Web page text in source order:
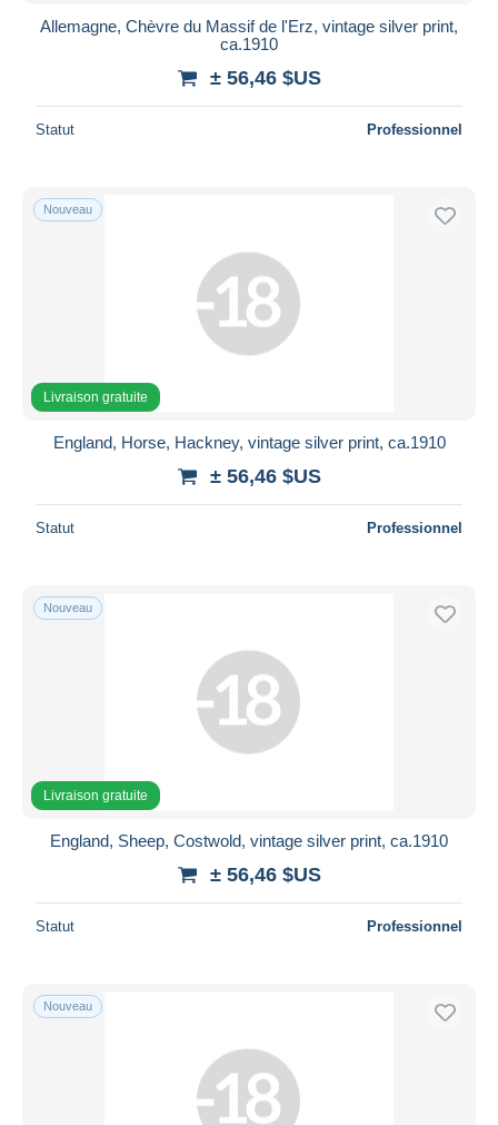
Allemagne, Chèvre du Massif de l'Erz, vintage silver print,
ca.1910
± 56,46 $US
Statut Professionnel
Nouveau
Livraison gratuite
England, Horse, Hackney, vintage silver print, ca.1910
± 56,46 $US
Statut Professionnel
Nouveau
Livraison gratuite
England, Sheep, Costwold, vintage silver print, ca.1910
± 56,46 $US
Statut Professionnel
Nouveau